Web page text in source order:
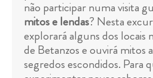
não participar numa visita
mitos e lendas? Nesta
explorará alguns dos locais
de Betanzos e ouvirá mitos
segredos escondidos. Para